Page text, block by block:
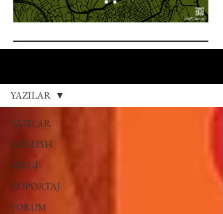
YAZILAR
ENGLISH
SERGİ
RÖPORTAJ
YORUM
YAZILAR